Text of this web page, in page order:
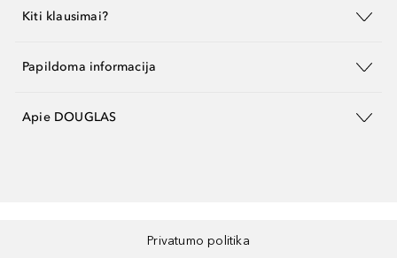
Kiti klausimai?
Papildoma informacija
Apie DOUGLAS
Privatumo politika